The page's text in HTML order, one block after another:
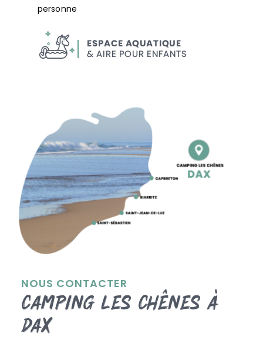
personne
NOUS CONTACTER
Camping les Chênes à
Dax